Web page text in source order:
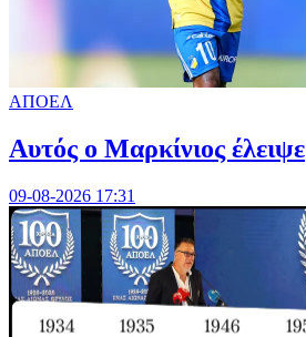
ΑΠΟΕΛ
Αυτός ο Μαρκίνιος έλειψε
09-08-2026 17:31